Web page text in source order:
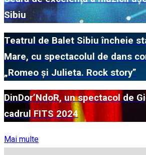
Sibiu
Teatrul de Balet Sibiu încheie
Mare, cu spectacolul de dans
„Romeo și Julieta. Rock story”
DinDor’NdoR, un spectacol de
cadrul FITS 2024
Mai multe